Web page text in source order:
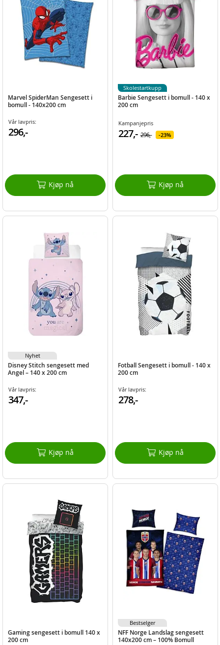
Marvel SpiderMan Sengesett i
bomull - 140x200 cm
Vår lavpris:
296,-
Kjøp nå
Barbie Sengesett i bomull - 140 x
200 cm
Kampanjepris
227,- 296,- 23%
Kjøp nå
Skolestartkupp
Disney Stitch sengesett med
Angel – 140 x 200 cm
Vår lavpris:
347,-
Kjøp nå
Nyhet
Fotball Sengesett i bomull - 140 x
200 cm
Vår lavpris:
278,-
Kjøp nå
Gaming sengesett i bomull 140 x
200 cm
NFF Norge Landslag sengesett
140x200 cm – 100% Bomull
Bestselger